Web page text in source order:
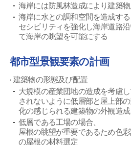
海岸には防風林造成により建築
海岸に水との調和空間を造成す
セシビリティを強化し海岸道路
て海岸の眺望を可能にする
都市型景観要素の計画
建築物の形態及び配置
大規模の産業団地の造成を考慮
されないように低層部と屋上部
化の感じられる建築物の外観造成
低層である工場の場合、
屋根の眺望が重要であるため色
の屋根の材料選定